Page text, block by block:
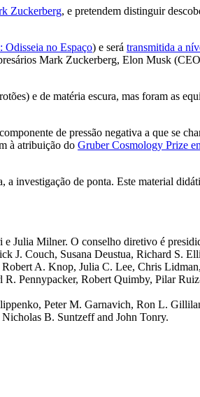
Zuckerberg, e pretendem distinguir
Odisseia no Espaço) e será transmitida a
Mark Zuckerberg, Elon Musk
e de matéria escura, mas foram as
de pressão negativa a que se
à atribuição do Gruber Cosmology Prize
a investigação de ponta. Este material
Julia Milner. O conselho diretivo é
J. Couch, Susana Deustua, Richard S.
A. Knop, Julia C. Lee, Chris
Pennypacker, Robert Quimby, Pilar
Peter M. Garnavich, Ron L.
B. Suntzeff and John Tonry.